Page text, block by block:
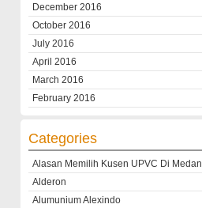
December 2016
October 2016
July 2016
April 2016
March 2016
February 2016
Categories
Alasan Memilih Kusen UPVC Di Medan
Alderon
Alumunium Alexindo